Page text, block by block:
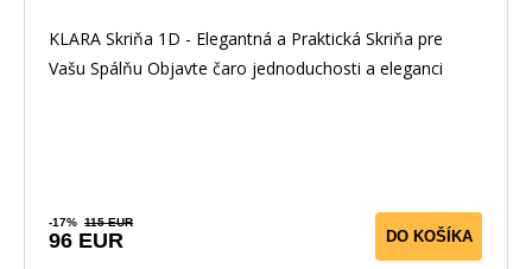
KLARA Skriňa 1D - Elegantná a Praktická Skriňa pre
Vašu Spálňu Objavte čaro jednoduchosti a eleganci
-17% 115 EUR
96 EUR DO KOŠÍKA